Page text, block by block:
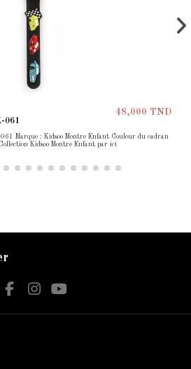
061
48,000 TND
Marque : Kidsoo Montre Enfant Couleur du cadran
Kidsoo Montre Enfant par ici